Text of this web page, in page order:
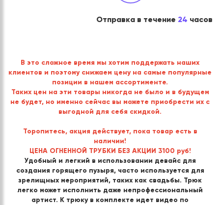
Отправка в течение 24 часов
В это сложное время мы хотим поддержать наших
клиентов и поэтому снижаем цену на самые популярные
позиции в нашем ассортименте.
Таких цен на эти товары никогда не было и в будущем
не будет, но именно сейчас вы можете приобрести их с
выгодной для себя скидкой.
Торопитесь, акция действует, пока товар есть в
наличии!
ЦЕНА ОГНЕННОЙ ТРУБКИ БЕЗ АКЦИИ 3100 руб!
Удобный и легкий в использовании девайс для
создания горящего пузыря, часто используется для
зрелищных мероприятий, таких как свадьбы. Трюк
легко может исполнить даже непрофессиональный
артист. К трюку в комплекте идет видео по